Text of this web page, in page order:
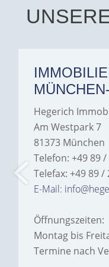
Hegerich
Am Westpark 7
81373 München
Telefon: +49 89
Telefax: +49 89 /
E-Mail:
Öffnungszeiten:
Montag bis
Termine nach